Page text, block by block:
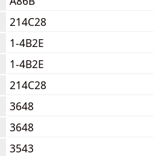
214C28
1-4B2E
1-4B2E
214C28
3648
3648
3543